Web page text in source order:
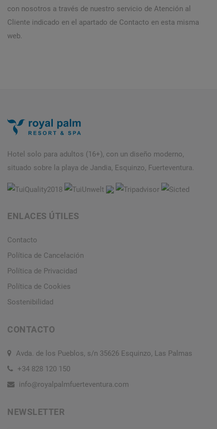
con nosotros a través de nuestro servicio de Atención al
Cliente indicado en el apartado de Contacto en esta misma
web.
Hotel solo para adultos (16+), con un diseño moderno,
situado sobre la playa de Jandia, Esquinzo, Fuerteventura.
ENLACES ÚTILES
Contacto
Política de Cancelación
Política de Privacidad
Política de Cookies
Sostenibilidad
CONTACTO
Avda. de los Pueblos, s/n 35626 Esquinzo, Las Palmas
+34 828 120 150
info@royalpalmfuerteventura.com
NEWSLETTER